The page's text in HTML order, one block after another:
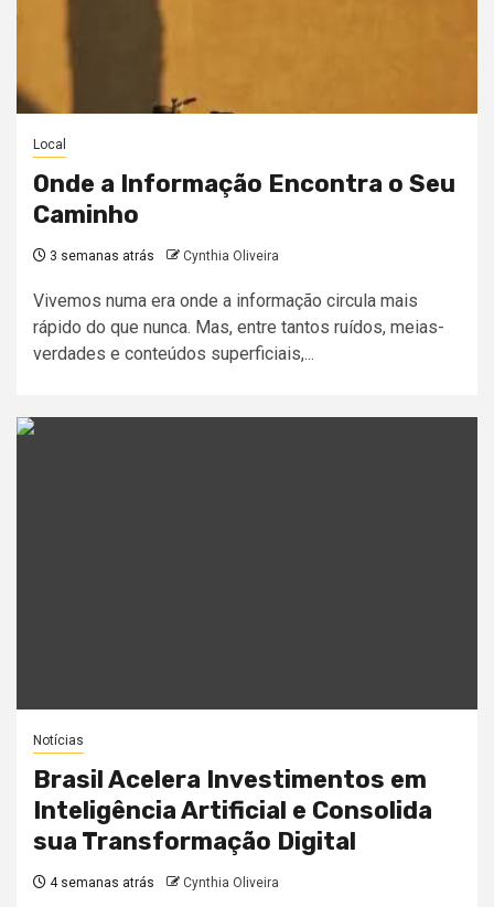
Local
Onde a Informação Encontra o Seu
Caminho
3 semanas atrás Cynthia Oliveira
Vivemos numa era onde a informação circula mais
rápido do que nunca. Mas, entre tantos ruídos, meias-
verdades e conteúdos superficiais,...
Notícias
Brasil Acelera Investimentos em
Inteligência Artificial e Consolida
sua Transformação Digital
4 semanas atrás Cynthia Oliveira